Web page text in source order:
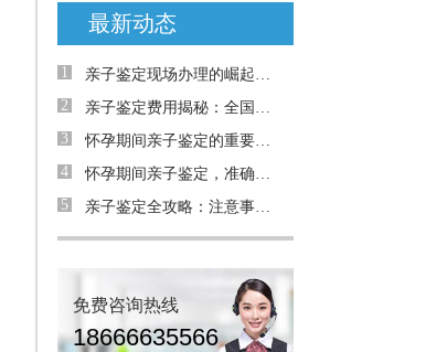
最新动态
1
亲子鉴定现场办理的崛起：为何需求日益增加？
2
亲子鉴定费用揭秘：全国是否统费用
3
怀孕期间亲子鉴定的重要性与解决的问题
4
怀孕期间亲子鉴定，准确率高吗？详解案例与真相
5
亲子鉴定全攻略：注意事项与真实案例解析
免费咨询热线
18666635566